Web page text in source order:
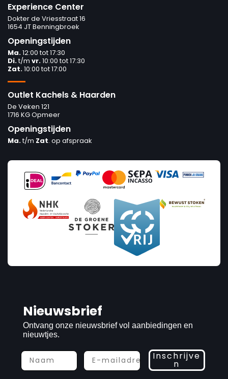
Experience Center
Dokter de Vriesstraat 16
1654 JT Benningbroek
Openingstijden
Ma.12:00 tot 17:30
Di.t/m vr.10:00 tot 17:30
Zat.10:00 tot 17:00
Outlet Kachels & Haarden
De Veken 121
1716 KG Opmeer
Openingstijden
Ma.t/m Zat. op afspraak
Nieuwsbrief
Ontvang onze nieuwsbrief vol aanbiedingen en
nieuwtjes.
Inschrijve
n